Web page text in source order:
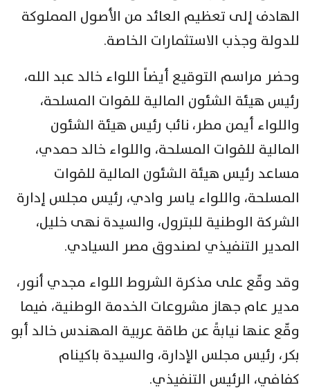
الهادف إلى تعظيم العائد من الأصول المملوكة
للدولة وجذب الاستثمارات الخاصة.
وحضر مراسم التوقيع أيضاً اللواء خالد عبد الله،
رئيس هيئة الشئون المالية للقوات المسلحة،
واللواء أيمن مطر، نائب رئيس هيئة الشئون
المالية للقوات المسلحة، واللواء خالد حمدي،
مساعد رئيس هيئة الشئون المالية للقوات
المسلحة، واللواء ياسر وادي، رئيس مجلس إدارة
الشركة الوطنية للبترول، والسيدة نهى خليل،
المدير التنفيذي لصندوق مصر السيادي.
وقد وقّع على مذكرة الشروط اللواء مجدي أنور،
مدير عام جهاز مشروعات الخدمة الوطنية، فيما
وقّع عنها نيابةً عن طاقة عربية المهندس خالد أبو
بكر، رئيس مجلس الإدارة، والسيدة باكينام
كفافي، الرئيس التنفيذي.